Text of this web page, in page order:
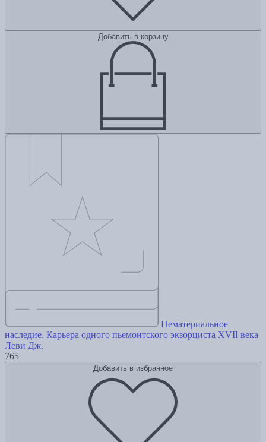
Добавить в корзину
Нематериальное
наследие. Карьера одного пьемонтского экзорциста XVII века
Леви Дж.
765
Добавить в избранное